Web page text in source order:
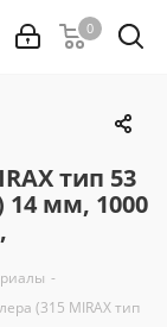
0
тип 53
14 мм, 1000
-
(315 MIRAX тип